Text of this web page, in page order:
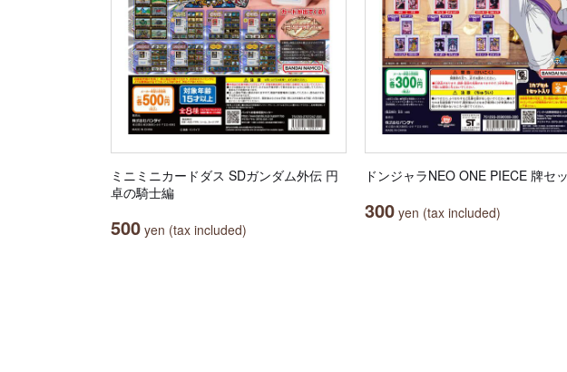
ミニミニカードダス SDガンダム外伝 円
卓の騎士編
500 yen (tax included)
ドンジャラNEO ONE PIECE 牌セ
300 yen (tax included)